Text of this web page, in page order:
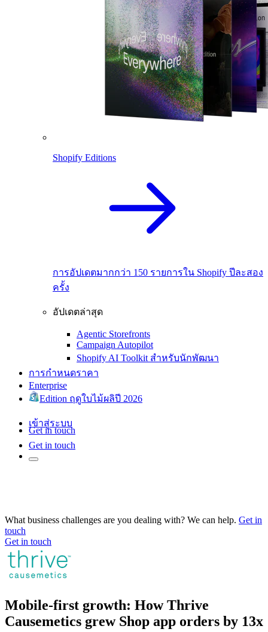
Shopify Editions
การอัปเดตมากกว่า 150 รายการใน Shopify ปีละสอง
ครั้ง
อัปเดตล่าสุด
Agentic Storefronts
Campaign Autopilot
Shopify AI Toolkit สำหรับนักพัฒนา
การกำหนดราคา
Enterprise
Edition ฤดูใบไม้ผลิปี 2026
เข้าสู่ระบบ
Get in touch
Get in touch
What business challenges are you dealing with? We can help. Get in
touch
Get in touch
Mobile-first growth: How Thrive
Causemetics grew Shop app orders by 13x